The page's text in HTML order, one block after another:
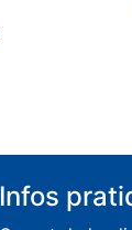
Infos